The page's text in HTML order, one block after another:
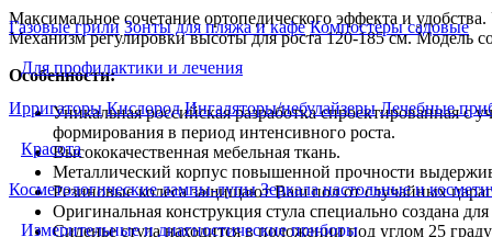
Газовые грили Зонты для пляжа и кафе Компостеры садовые
Для профилактики и лечения
Ирригаторы Кислород Ингаляторы/небулайзеры Лечебные
Красота
Косметологические лампы-лупы Зеркала настольные и
Измерительные и диагностические приборы
Максимальное сочетание ортопедического эффекта и
Механизм регулировки высоты для роста 120-185 см. Модель
Особенности:
Уникальная российская разработка спроектированная
формирования в период интенсивного роста.
Высококачественная мебельная ткань.
Металлический корпус повышенной прочности
Резиновые колеса защищают Ваш пол от случайных
Оригинальная конструкция стула специально создана
Сиденье стула находится в положении под углом 25